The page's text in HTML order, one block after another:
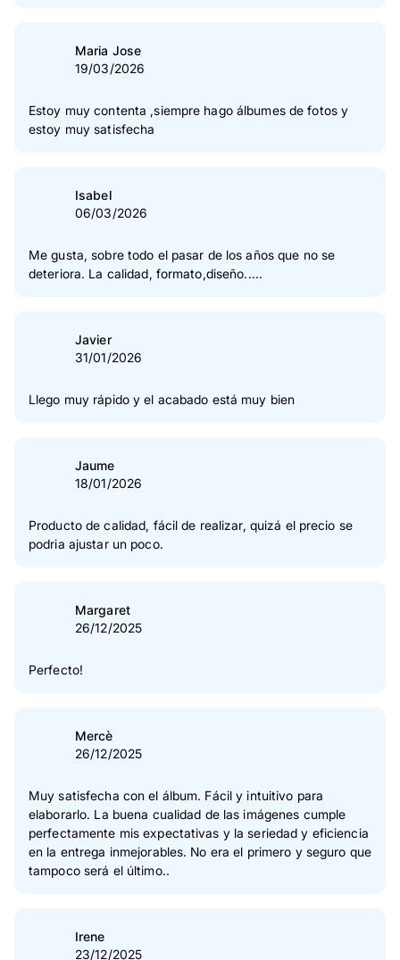
Maria Jose
19/03/2026
Estoy muy contenta ,siempre hago álbumes de fotos y
estoy muy satisfecha
Isabel
06/03/2026
Me gusta, sobre todo el pasar de los años que no se
deteriora. La calidad, formato,diseño.....
Javier
31/01/2026
Llego muy rápido y el acabado está muy bien
Jaume
18/01/2026
Producto de calidad, fácil de realizar, quizá el precio se
podria ajustar un poco.
Margaret
26/12/2025
Perfecto!
Mercè
26/12/2025
Muy satisfecha con el álbum. Fácil y intuitivo para
elaborarlo. La buena cualidad de las imágenes cumple
perfectamente mis expectativas y la seriedad y eficiencia
en la entrega inmejorables. No era el primero y seguro que
tampoco será el último..
Irene
23/12/2025